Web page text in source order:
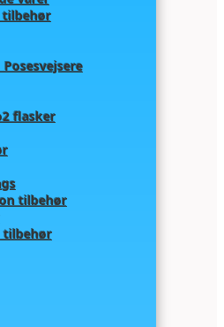
tilbehør
flasker
tilbehør
tilbehør